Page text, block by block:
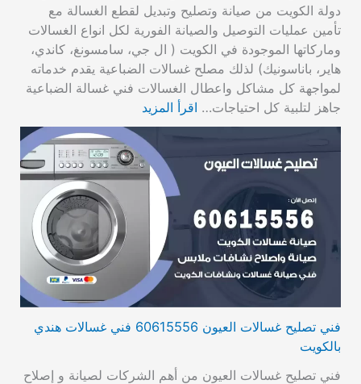
دولة الكويت من صيانة وتصليح وتبديل لقطع الغسالة مع
تأمين عمليات التوصيل والصيانة الفورية لكل انواع الغسالات
وماركاتها الموجودة في الكويت ( ال جي، سامسونغ، كاندي،
هاير، باناسونيك) لذلك مصلح غسالات الضباعية يقدم خدماته
لمواجهة كل مشاكل واعطال الغسالات فني غسالة الضباعية
جاهز لتلبية كل احتياجات… اقرأ المزيد
فني تصليح غسالات العيون 60615556 فني غسالات هندي
بالكويت
فني تصليح غسالات العيون من أهم الشركات لصيانة و إصلاح